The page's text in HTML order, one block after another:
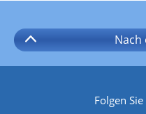
Nach
Folgen